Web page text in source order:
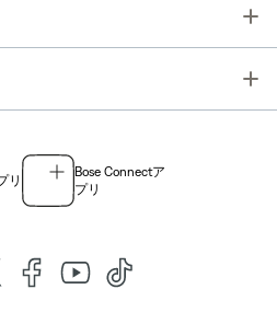
リ
Bose Connectア
プリ